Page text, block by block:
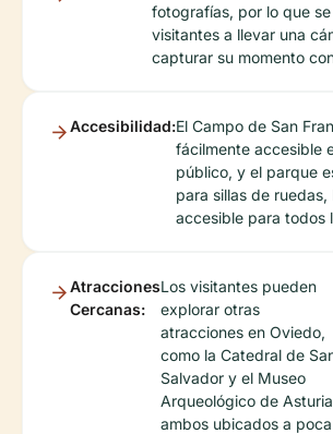
fotografías, por lo que
visitantes a llevar una
capturar su momento
Accesibilidad:El Campo de San
fácilmente accesible
público, y el parque
para sillas de
accesible para todos
Atracciones
Cercanas:
Los visitantes pueden
explorar otras
atracciones en Oviedo,
como la Catedral de
Salvador y el Museo
Arqueológico de
ambos ubicados a poca